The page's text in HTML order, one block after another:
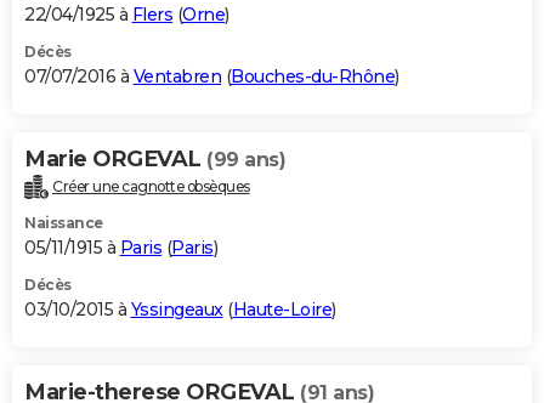
22/04/1925 à Flers (Orne)
Décès
07/07/2016 à Ventabren (Bouches-du-Rhône)
Marie ORGEVAL (99 ans)
Créer une cagnotte obsèques
Naissance
05/11/1915 à Paris (Paris)
Décès
03/10/2015 à Yssingeaux(Haute-Loire)
Marie-therese ORGEVAL (91 ans)